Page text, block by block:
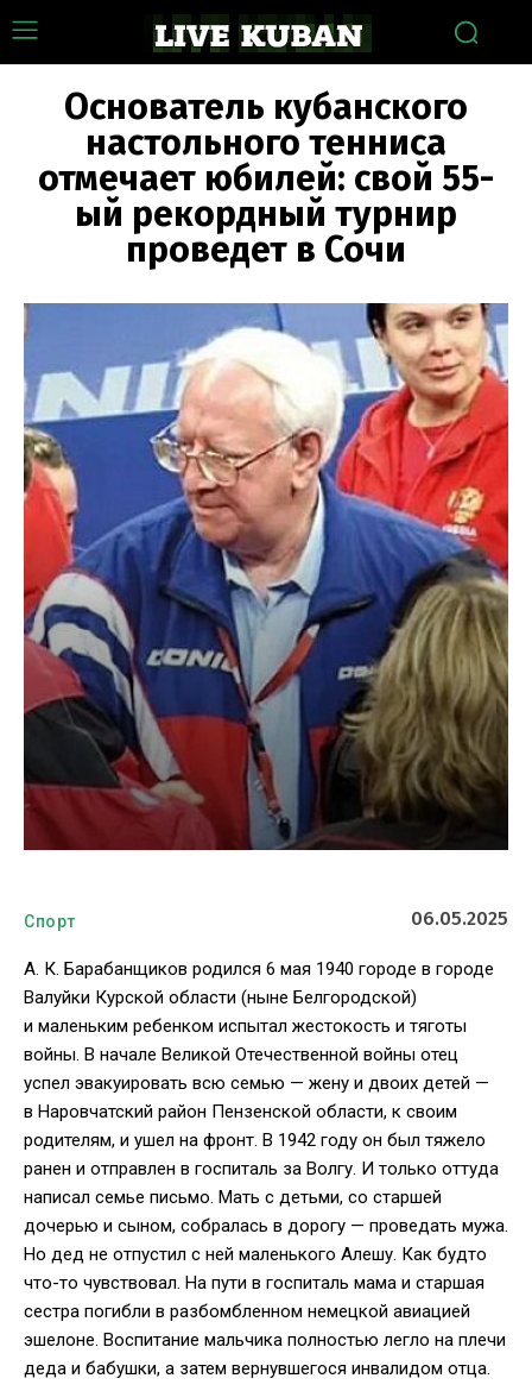
Основатель кубанского
настольного тенниса
отмечает юбилей: свой 55-
ый рекордный турнир
проведет в Сочи
Спорт 06.05.2025
А. К. Барабанщиков родился 6 мая 1940 городе в городе
Валуйки Курской области (ныне Белгородской)
и маленьким ребенком испытал жестокость и тяготы
войны. В начале Великой Отечественной войны отец
успел эвакуировать всю семью — жену и двоих детей —
в Наровчатский район Пензенской области, к своим
родителям, и ушел на фронт. В 1942 году он был тяжело
ранен и отправлен в госпиталь за Волгу. И только оттуда
написал семье письмо. Мать с детьми, со старшей
дочерью и сыном, собралась в дорогу — проведать мужа.
Но дед не отпустил с ней маленького Алешу. Как будто
что-то чувствовал. На пути в госпиталь мама и старшая
сестра погибли в разбомбленном немецкой авиацией
эшелоне. Воспитание мальчика полностью легло на плечи
деда и бабушки, а затем вернувшегося инвалидом отца.